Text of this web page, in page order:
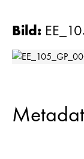
Bild: